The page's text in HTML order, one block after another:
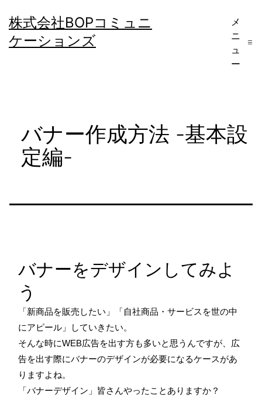
ン
テ
株式会社BOPコミュニ
ケーションズ
メ
ニ
ュ
ー
バナー作成方法 -基本設
定編-
バナーをデザインしてみよ
う
「新商品を販売したい」「自社商品・サービスを世の中
にアピール」していきたい。
そんな時にWEB広告を出す方も多いと思うんですが、広
告を出す際にバナーのデザインが必要になるケースがあ
りますよね。
「バナーデザイン」皆さんやったことありますか？